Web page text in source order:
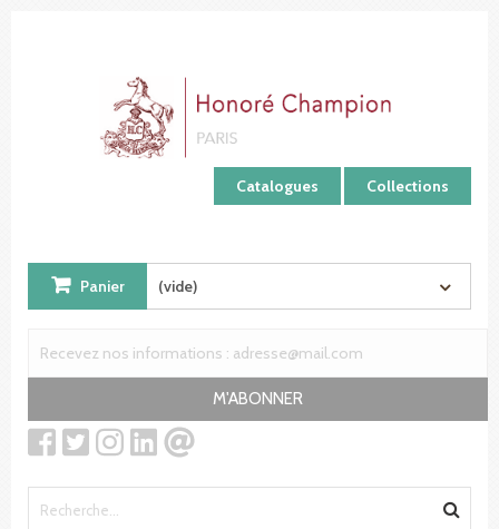
Catalogues Collections
Panier (vide)
M'ABONNER